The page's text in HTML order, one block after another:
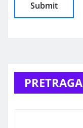
PRETRAGA